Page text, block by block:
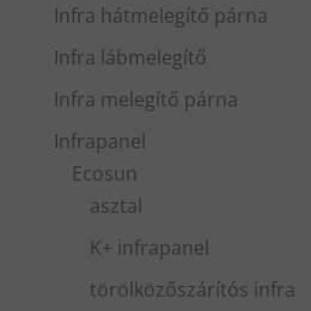
Infra hátmelegítő párna
Infra lábmelegítő
Infra melegítő párna
Infrapanel
Ecosun
asztal
K+ infrapanel
törölközőszárítós infra